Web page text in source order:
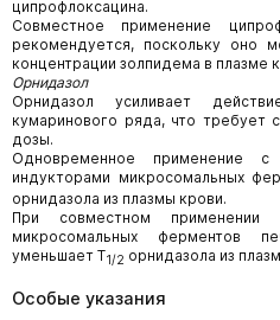
ципрофлоксацина.
Совместное применение
рекомендуется, поскольку оно
концентрации золпидема в плазме
Орнидазол
Орнидазол усиливает
кумаринового ряда, что требует
дозы.
Одновременное применение
индукторами микросомальных
орнидазола из плазмы крови.
При совместном применении
микросомальных ферментов
уменьшает Т1/2 орнидазола из
Особые указания